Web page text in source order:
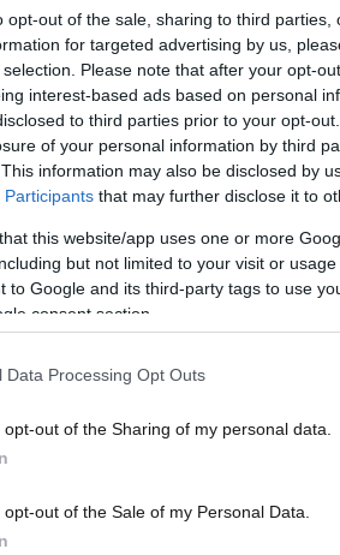
opt-out of the sale, sharing to third
for targeted advertising by us,
Please note that after your opt-
interest-based ads based on personal
to third parties prior to your opt-
of your personal information by third
information may also be disclosed by
Participants that may further disclose it to
this website/app uses one or more
but not limited to your visit or
to Google and its third-party tags to use
consent section.
Data Processing Opt Outs
opt-out of the Sharing of my personal data.
opt-out of the Sale of my Personal Data.
και ο Κινέζος πρόεδρος Σι
πέντε χρόνια τον
για τη βελτίωση των